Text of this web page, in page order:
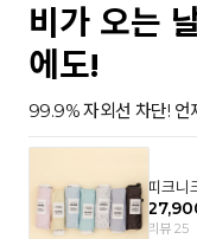
비가 오는
에도!
99.9% 자외선 차단!
피크니
리뷰 25